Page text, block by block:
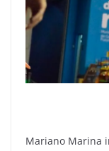
Mariano Marina